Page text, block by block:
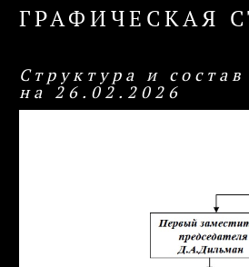
ГРАФИЧЕСКАЯ
Структура и
на 26.02.2026